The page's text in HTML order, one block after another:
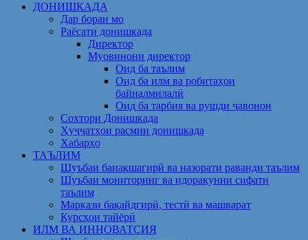
ДОНИШКАДА
Дар бораи мо
Раёсати донишкада
Директор
Муовинони директор
Оид ба таълим
Оид ба илм ва робитаҳои
байналмилалӣ
Оид ба тарбия ва рушди ҷавонон
Сохтори Донишкада
Ҳуҷҷатҳои расмии донишкада
Хабарҳо
ТАЪЛИМ
Шуъбаи банақшагирӣ ва назорати раванди таълим
Шуъбаи мониторинг ва идоракунии сифати
таълим
Маркази бақайдгирӣ, тестӣ ва машварат
Курсҳои тайёрӣ
ИЛМ ВА ИННОВАТСИЯ